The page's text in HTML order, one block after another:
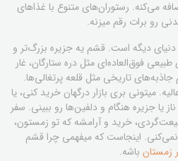
می‌کنه. رستوران‌های متنوع با غذاهای
رو برات رقم میزنه.
دنیای دیگه است. قشم یه جزیره بزرگ‌تر و
فوق‌العاده‌ای مثل دره ستارگان، غار
تاریخی مثل قلعه پرتغالی‌ها.
میتونی بری بازار درگهان خرید کنی، یا
یا جزیره هنگام و دلفین‌ها رو ببینی. سفر
خرید و آرامشه که تو زمستون،
اینجاست که میفهمی چرا قشم
زمستان باشه.